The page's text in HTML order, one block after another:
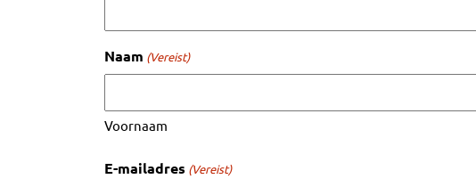
Naam (Vereist)
Voornaam
E-mailadres (Vereist)